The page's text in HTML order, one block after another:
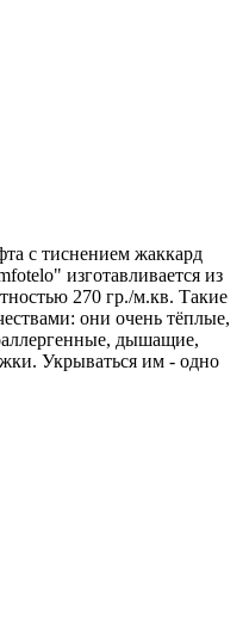
с тиснением жаккард
изготавливается из
270 гр./м.кв. Такие
они очень тёплые,
дышащие,
Укрываться им - одно